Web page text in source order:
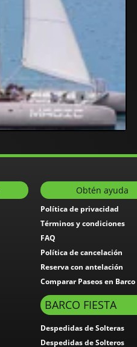
Obtén ayuda
Política de privacidad
Términos y condiciones
FAQ
Política de cancelación
Reserva con antelación
Comparar Paseos en Barco
BARCO FIESTA
Despedidas de Solteras
Despedidas de Solteros